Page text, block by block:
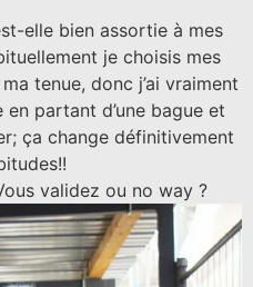
elle bien assortie à mes
je choisis mes
tenue, donc j’ai vraiment
partant d’une bague et
ça change définitivement
validez ou no way ?